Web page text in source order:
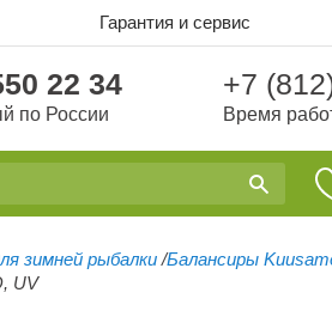
Гарантия и сервис
22 34
по России
+7
Время
зимней рыбалки /Балансиры
UV